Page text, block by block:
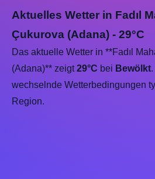
Aktuelles Wetter in Fadıl
Çukurova (Adana) - 29°C
Das aktuelle Wetter in **Fadıl
(Adana)** zeigt29°C bei Bewölkt
wechselnde Wetterbedingungen
Region.